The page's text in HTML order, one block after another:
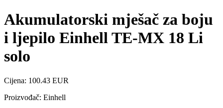
Akumulatorski mješač za boju
i ljepilo Einhell TE-MX 18 Li
solo
Cijena: 100.43 EUR
Proizvođač: Einhell